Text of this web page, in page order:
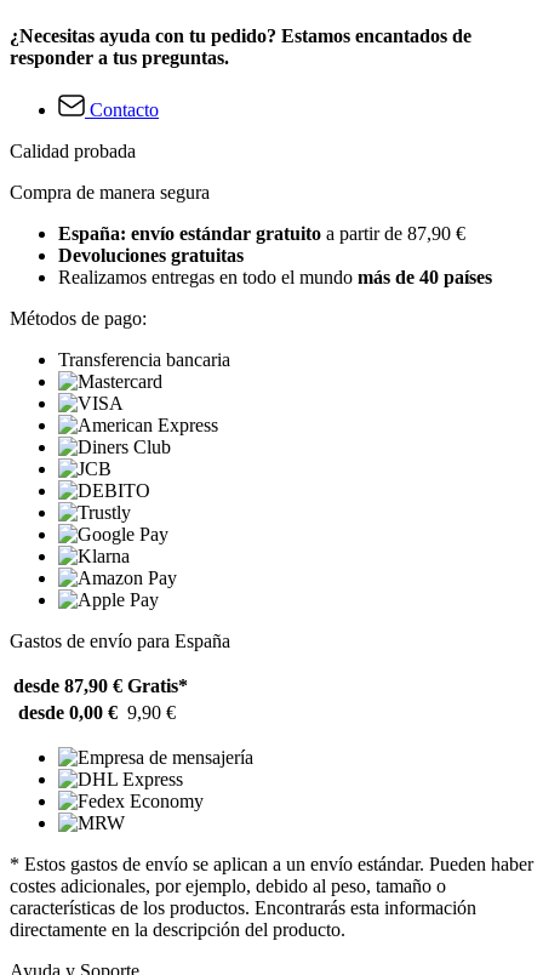
¿Necesitas ayuda con tu pedido? Estamos encantados de
responder a tus preguntas.
Contacto
Calidad probada
Compra de manera segura
España: envío estándar gratuito a partir de 87,90 €
Devoluciones gratuitas
Realizamos entregas en todo el mundo más de 40 países
Métodos de pago:
Transferencia bancaria
Gastos de envío para España
desde 87,90 € Gratis*
desde 0,00 € 9,90 €
* Estos gastos de envío se aplican a un envío estándar. Pueden haber
costes adicionales, por ejemplo, debido al peso, tamaño o
características de los productos. Encontrarás esta información
directamente en la descripción del producto.
Ayuda y Soporte